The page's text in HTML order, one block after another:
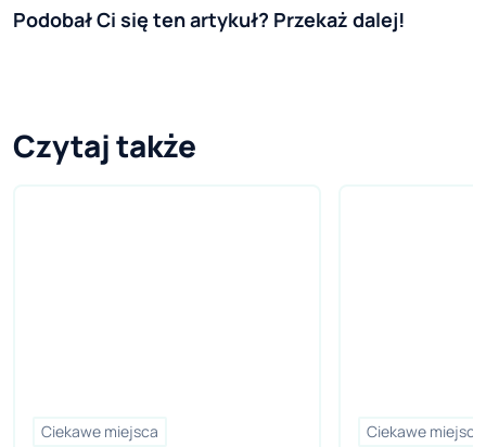
Podobał Ci się ten artykuł? Przekaż dalej!
Czytaj także
Ciekawe miejsca Ciekawe miejsca